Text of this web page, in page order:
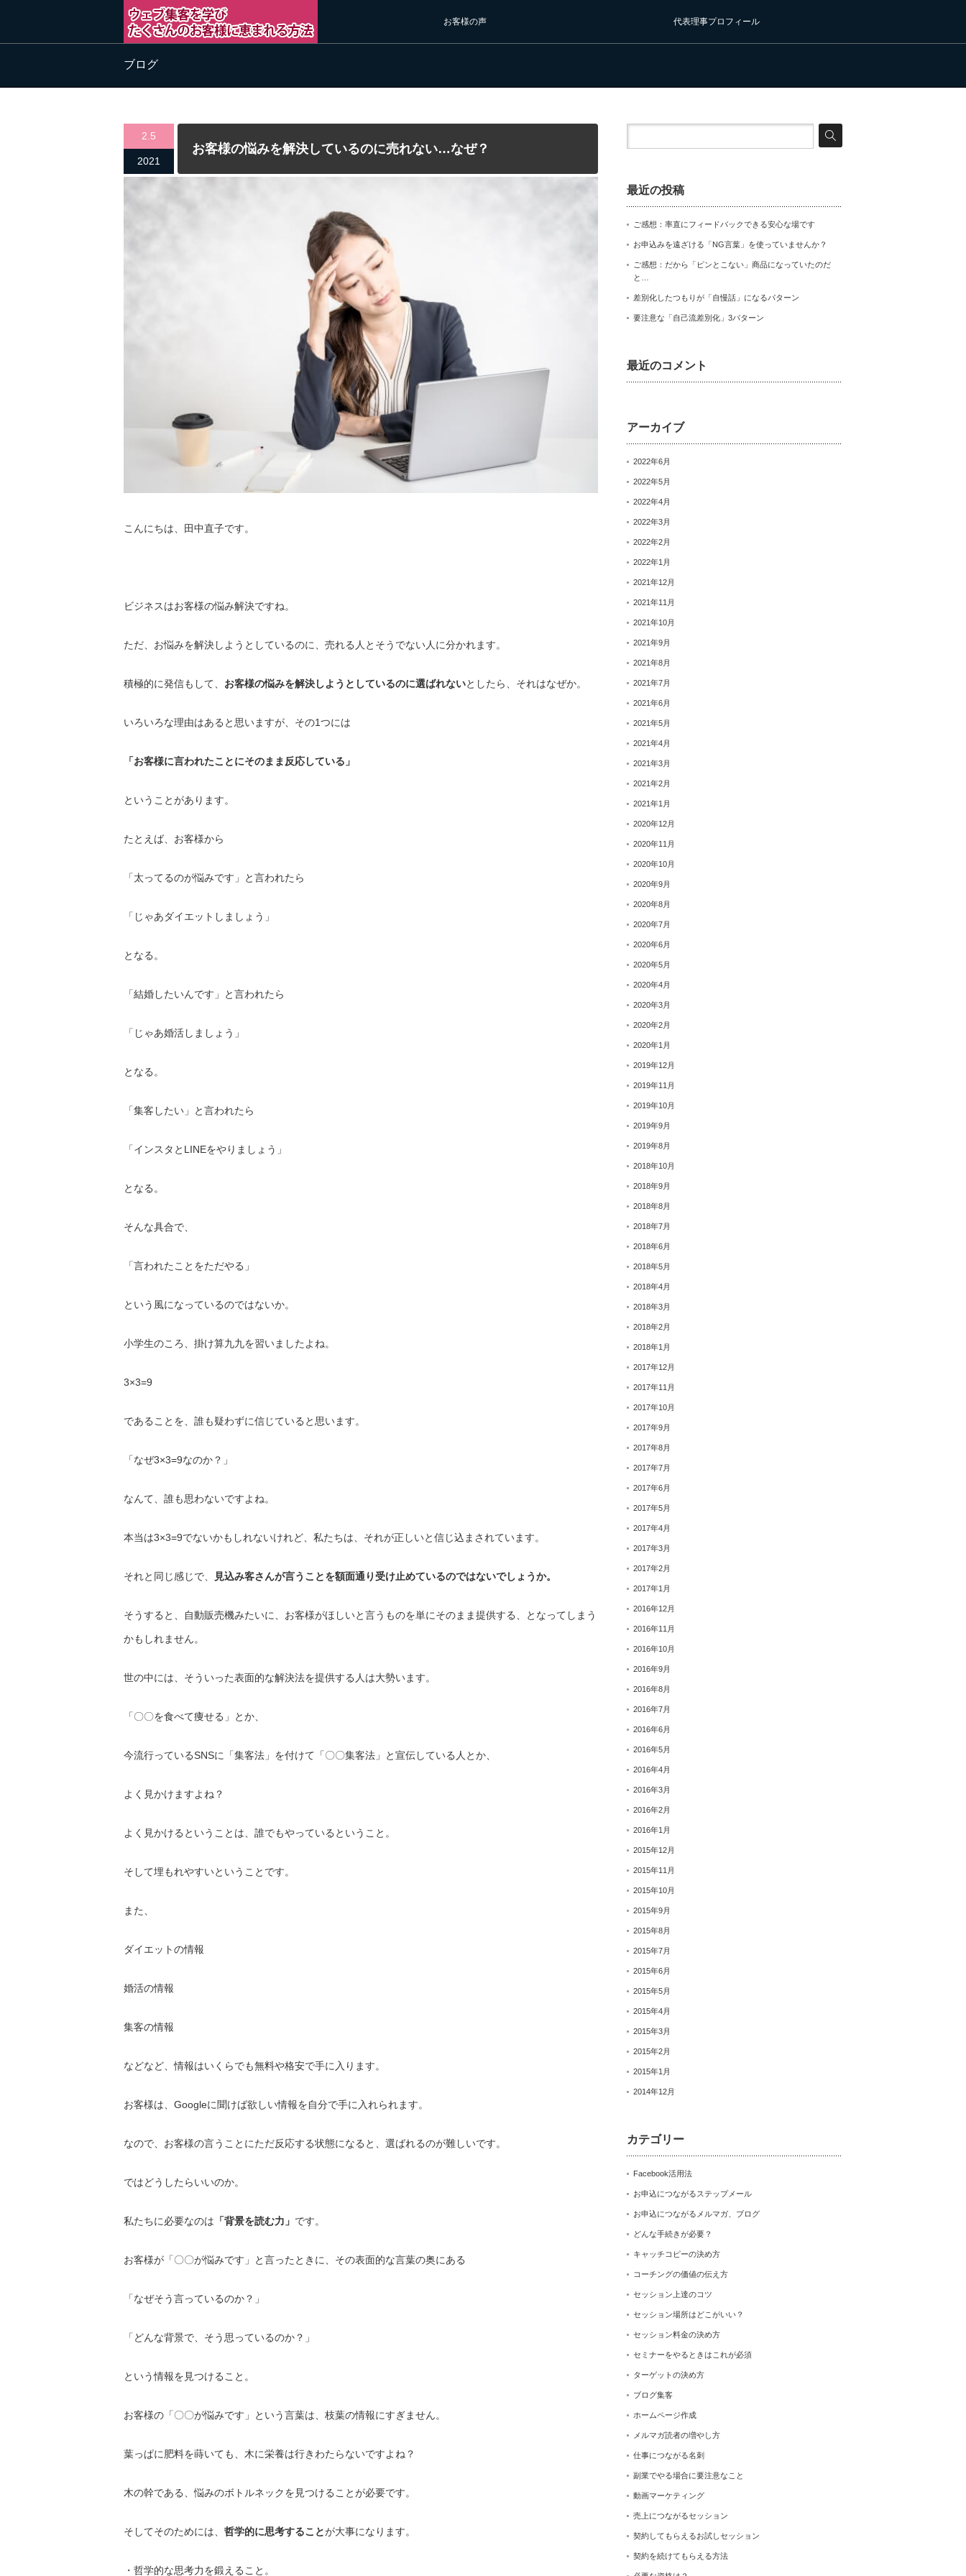
お客様の声 代表理事プロフィール
ブログ
2.5
2021
お客様の悩みを解決しているのに売れない…なぜ？
こんにちは、田中直子です。
ビジネスはお客様の悩み解決ですね。
ただ、お悩みを解決しようとしているのに、 売れる人とそうでない人に分かれます。
積極的に発信もして、 お客様の悩みを解決しようとしているのに選ばれないとしたら、それはなぜか。
いろいろな理由はあると思いますが、その1つには
「お客様に言われたことにそのまま反応している」
ということがあります。
たとえば、お客様から
「太ってるのが悩みです」と言われたら
「じゃあダイエットしましょう」
となる。
「結婚したいんです」と言われたら
「じゃあ婚活しましょう」
となる。
「集客したい」と言われたら
「インスタとLINEをやりましょう」
となる。
そんな具合で、
「言われたことをただやる」
という風になっているのではないか。
小学生のころ、掛け算九九を習いましたよね。
3×3=9
であることを、誰も疑わずに信じていると思います。
「なぜ3×3=9なのか？」
なんて、誰も思わないですよね。
本当は3×3=9でないかもしれないけれど、私たちは、 それが正しいと信じ込まされています。
それと同じ感じで、 見込み客さんが言うことを額面通り受け止めているのではないでしょうか。
そうすると、自動販売機みたいに、 お客様がほしいと言うものを単にそのまま提供する、 となってしまう
かもしれません。
世の中には、 そういった表面的な解決法を提供する人は大勢います。
「〇〇を食べて痩せる」とか、
今流行っているSNSに「集客法」を付けて「〇〇集客法」 と宣伝している人とか、
よく見かけますよね？
よく見かけるということは、誰でもやっているということ。
そして埋もれやすいということです。
また、
ダイエットの情報
婚活の情報
集客の情報
などなど、情報はいくらでも無料や格安で手に入ります。
お客様は、 Googleに聞けば欲しい情報を自分で手に入れられます。
なので、お客様の言うことにただ反応する状態になると、 選ばれるのが難しいです。
ではどうしたらいいのか。
私たちに必要なのは 「背景を読む力」 です。
お客様が「〇〇が悩みです」と言ったときに、 その表面的な言葉の奥にある
「なぜそう言っているのか？」
「どんな背景で、そう思っているのか？」
という情報を見つけること。
お客様の「〇〇が悩みです」という言葉は、 枝葉の情報にすぎません。
葉っぱに肥料を蒔いても、木に栄養は行きわたらないですよね？
木の幹である、悩みのボトルネックを見つけることが必要です。
そしてそのためには、 哲学的に思考することが大事になります。
・哲学的な思考力を鍛えること。
最近の投稿
ご感想：率直にフィードバックできる安心な場です
お申込みを遠ざける「NG言葉」を使っていませんか？
ご感想：だから「ピンとこない」商品になっていたのだ
と…
差別化したつもりが「自慢話」になるパターン
要注意な「自己流差別化」3パターン
最近のコメント
アーカイブ
2022年6月
2022年5月
2022年4月
2022年3月
2022年2月
2022年1月
2021年12月
2021年11月
2021年10月
2021年9月
2021年8月
2021年7月
2021年6月
2021年5月
2021年4月
2021年3月
2021年2月
2021年1月
2020年12月
2020年11月
2020年10月
2020年9月
2020年8月
2020年7月
2020年6月
2020年5月
2020年4月
2020年3月
2020年2月
2020年1月
2019年12月
2019年11月
2019年10月
2019年9月
2019年8月
2018年10月
2018年9月
2018年8月
2018年7月
2018年6月
2018年5月
2018年4月
2018年3月
2018年2月
2018年1月
2017年12月
2017年11月
2017年10月
2017年9月
2017年8月
2017年7月
2017年6月
2017年5月
2017年4月
2017年3月
2017年2月
2017年1月
2016年12月
2016年11月
2016年10月
2016年9月
2016年8月
2016年7月
2016年6月
2016年5月
2016年4月
2016年3月
2016年2月
2016年1月
2015年12月
2015年11月
2015年10月
2015年9月
2015年8月
2015年7月
2015年6月
2015年5月
2015年4月
2015年3月
2015年2月
2015年1月
2014年12月
カテゴリー
Facebook活用法
お申込につながるステップメール
お申込につながるメルマガ、ブログ
どんな手続きが必要？
キャッチコピーの決め方
コーチングの価値の伝え方
セッション上達のコツ
セッション場所はどこがいい？
セッション料金の決め方
セミナーをやるときはこれが必須
ターゲットの決め方
ブログ集客
ホームページ作成
メルマガ読者の増やし方
仕事につながる名刺
副業でやる場合に要注意なこと
動画マーケティング
売上につながるセッション
契約してもらえるお試しセッション
契約を続けてもらえる方法